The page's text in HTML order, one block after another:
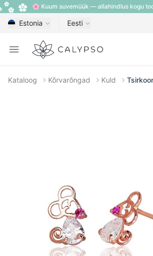
🌸 Kuum suvemüük — allahindlus kogu
Estonia Eesti
Open menu
Calypso
Kataloog Kõrvarõngad Kuld